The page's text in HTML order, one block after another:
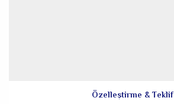
Özelleştirme & Teklif